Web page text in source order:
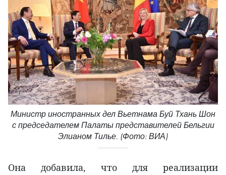
Министр иностранных дел Вьетнама Буй Тхань Шон
с председателем Палаты представителей Бельгии
Элианом Тилье. (Фото: ВИА)
Она добавила, что для реализации